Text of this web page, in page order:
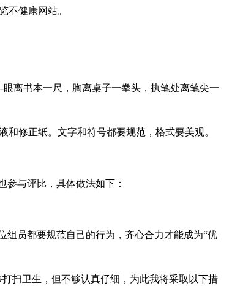
健康网站。
离书本一尺，胸离桌子一拳头，执笔处离笔尖一
修正纸。文字和符号都要规范，格式要美观。
与评比，具体做法如下：
员都要规范自己的行为，齐心合力才能成为“优
卫生，但不够认真仔细，为此我将采取以下措